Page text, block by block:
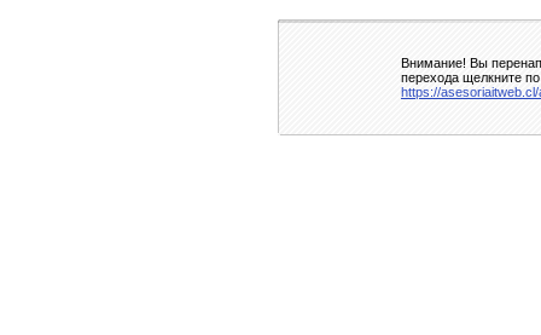
Внимание! Вы
перехода щелкните
https://